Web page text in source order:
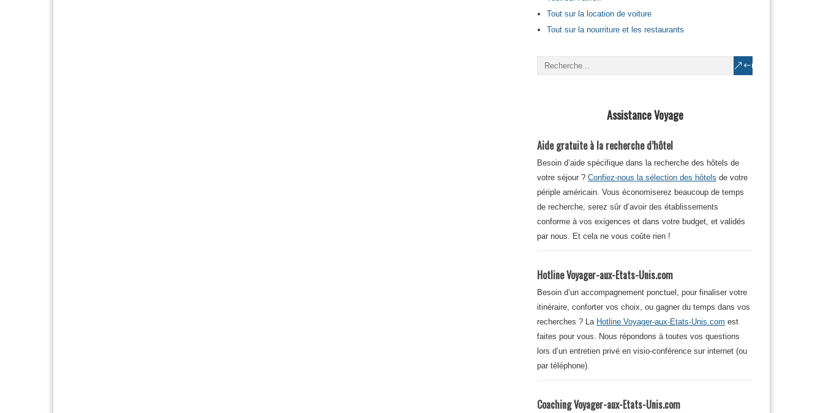
Tout sur la location de voiture
Tout sur la nourriture et les restaurants
Assistance Voyage
Aide gratuite à la recherche d’hôtel
Besoin d’aide spécifique dans la recherche des hôtels de
votre séjour ? Confiez-nous la sélection des hôtels de votre
périple américain. Vous économiserez beaucoup de temps
de recherche, serez sûr d’avoir des établissements
conforme à vos exigences et dans votre budget, et validés
par nous. Et cela ne vous coûte rien !
Hotline Voyager-aux-Etats-Unis.com
Besoin d’un accompagnement ponctuel, pour finaliser votre
itinéraire, conforter vos choix, ou gagner du temps dans vos
recherches ? La Hotline Voyager-aux-Etats-Unis.com est
faites pour vous. Nous répondons à toutes vos questions
lors d’un entretien privé en visio-conférence sur internet (ou
par téléphone).
Coaching Voyager-aux-Etats-Unis.com